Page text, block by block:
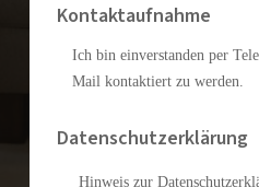
Kontaktaufnahme
Ich bin einverstanden per
Mail kontaktiert zu werden.
Datenschutzerklärung
Hinweis zur